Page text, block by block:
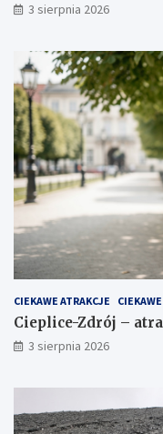
3 sierpnia 2026
CIEKAWE ATRAKCJE
Cieplice-Zdrój –
3 sierpnia 2026